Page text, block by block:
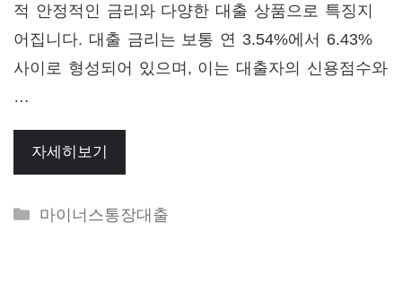
적 안정적인 금리와 다양한 대출 상품으로 특징지
어집니다. 대출 금리는 보통 연 3.54%에서 6.43%
사이로 형성되어 있으며, 이는 대출자의 신용점수와
…
자세히보기
Categories
마이너스통장대출